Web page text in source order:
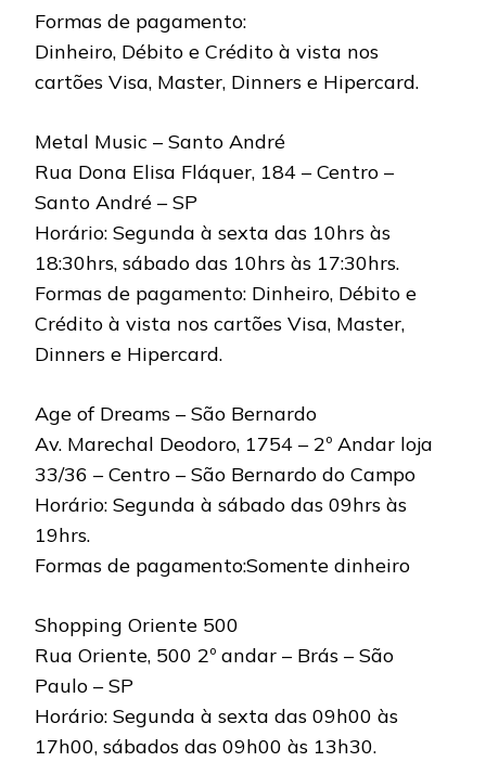
Formas de pagamento:
Dinheiro, Débito e Crédito à vista nos
cartões Visa, Master, Dinners e Hipercard.
Metal Music – Santo André
Rua Dona Elisa Fláquer, 184 – Centro –
Santo André – SP
Horário: Segunda à sexta das 10hrs às
18:30hrs, sábado das 10hrs às 17:30hrs.
Formas de pagamento: Dinheiro, Débito e
Crédito à vista nos cartões Visa, Master,
Dinners e Hipercard.
Age of Dreams – São Bernardo
Av. Marechal Deodoro, 1754 – 2º Andar loja
33/36 – Centro – São Bernardo do Campo
Horário: Segunda à sábado das 09hrs às
19hrs.
Formas de pagamento:Somente dinheiro
Shopping Oriente 500
Rua Oriente, 500 2º andar – Brás – São
Paulo – SP
Horário: Segunda à sexta das 09h00 às
17h00, sábados das 09h00 às 13h30.